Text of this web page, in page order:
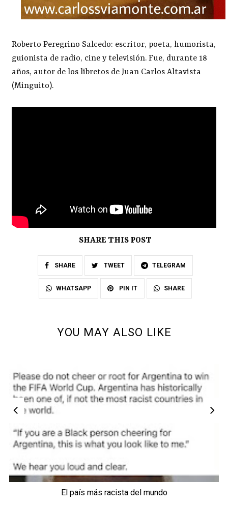
Roberto Peregrino Salcedo: escritor, poeta, humorista,
guionista de radio, cine y televisión. Fue, durante 18
años, autor de los libretos de Juan Carlos Altavista
(Minguito).
SHARE THIS POST
SHARE TWEET TELEGRAM
WHATSAPP PIN IT SHARE
YOU MAY ALSO LIKE
El país más racista del mundo